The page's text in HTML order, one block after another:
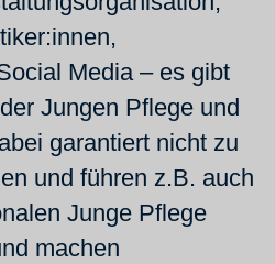
Media – es gibt
Jungen Pflege und
garantiert nicht zu
und führen z.B. auch
Junge Pflege
machen